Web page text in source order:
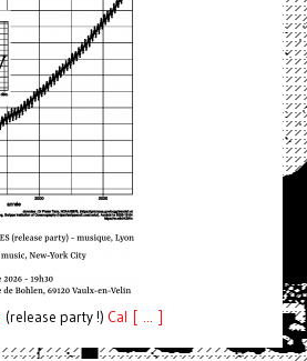
(release party !) Cal [ ... ]